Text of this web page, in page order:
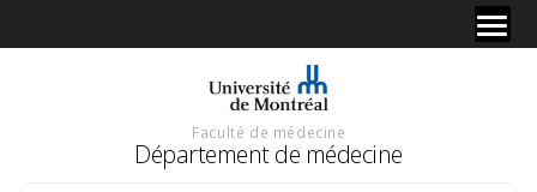
Faculté de médecine
Département de médecine